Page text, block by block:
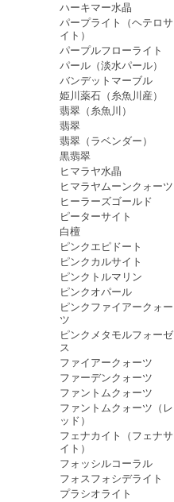
ハーキマー水晶
パープライト（ヘテロサ
イト）
パープルフローライト
パール（淡水パール）
バンデットマーブル
姫川薬石（糸魚川産）
翡翠（糸魚川）
翡翠
翡翠（ラベンダー）
黒翡翠
ヒマラヤ水晶
ヒマラヤムーンクォーツ
ヒーラーズゴールド
ピーターサイト
白檀
ピンクエピドート
ピンクカルサイト
ピンクトルマリン
ピンクオパール
ピンクファイアークォー
ツ
ピンクメタモルフォーゼ
ス
ファイアークォーツ
ファーデンクォーツ
ファントムクォーツ
ファントムクォーツ（レ
ッド）
フェナカイト（フェナサ
イト）
フォッシルコーラル
フォスフォシデライト
プラシオライト